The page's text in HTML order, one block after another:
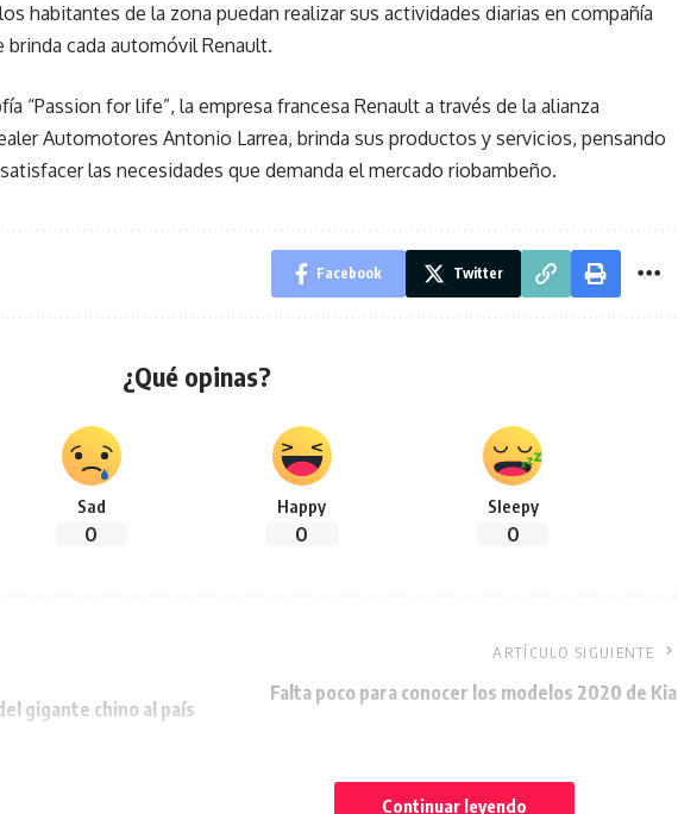
habitantes de la zona puedan realizar sus actividades diarias en compañía
brinda cada automóvil Renault.
“Passion for life”, la empresa francesa Renault a través de la alianza
Automotores Antonio Larrea, brinda sus productos y servicios, pensando
las necesidades que demanda el mercado riobambeño.
Facebook Twitter
¿Qué opinas?
Sad
0
Happy
0
Sleepy
0
gigante chino al país
ARTÍCULO SIGUIENTE
Falta poco para conocer los modelos 2020 de Kia
Continuar leyendo